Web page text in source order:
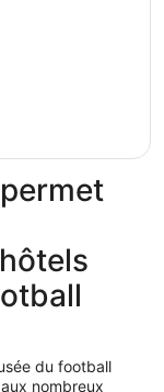
du football
nombreux